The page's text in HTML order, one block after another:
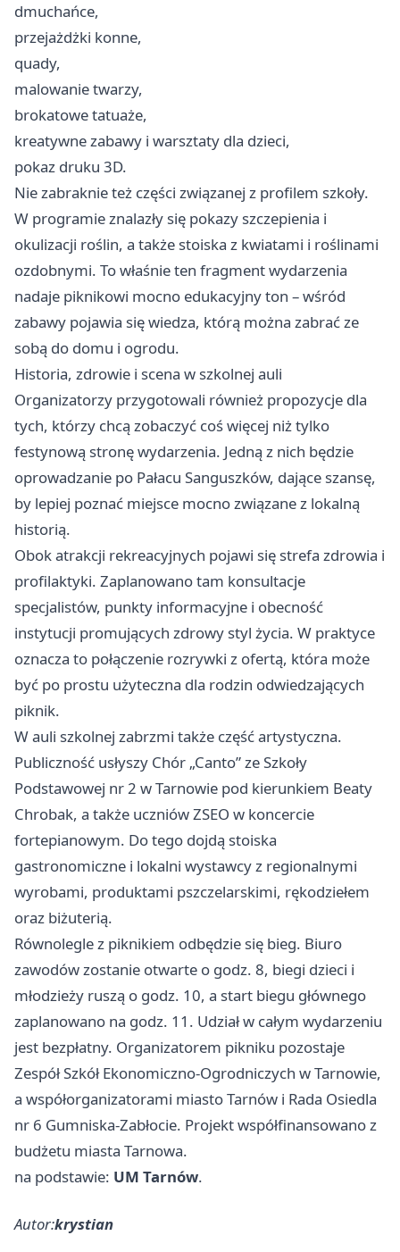
dmuchańce,
przejażdżki konne,
quady,
malowanie twarzy,
brokatowe tatuaże,
kreatywne zabawy i warsztaty dla dzieci,
pokaz druku 3D.
Nie zabraknie też części związanej z profilem szkoły.
W programie znalazły się pokazy szczepienia i
okulizacji roślin, a także stoiska z kwiatami i roślinami
ozdobnymi. To właśnie ten fragment wydarzenia
nadaje piknikowi mocno edukacyjny ton – wśród
zabawy pojawia się wiedza, którą można zabrać ze
sobą do domu i ogrodu.
Historia, zdrowie i scena w szkolnej auli
Organizatorzy przygotowali również propozycje dla
tych, którzy chcą zobaczyć coś więcej niż tylko
festynową stronę wydarzenia. Jedną z nich będzie
oprowadzanie po Pałacu Sanguszków, dające szansę,
by lepiej poznać miejsce mocno związane z lokalną
historią.
Obok atrakcji rekreacyjnych pojawi się strefa zdrowia i
profilaktyki. Zaplanowano tam konsultacje
specjalistów, punkty informacyjne i obecność
instytucji promujących zdrowy styl życia. W praktyce
oznacza to połączenie rozrywki z ofertą, która może
być po prostu użyteczna dla rodzin odwiedzających
piknik.
W auli szkolnej zabrzmi także część artystyczna.
Publiczność usłyszy Chór „Canto” ze Szkoły
Podstawowej nr 2 w Tarnowie pod kierunkiem Beaty
Chrobak, a także uczniów ZSEO w koncercie
fortepianowym. Do tego dojdą stoiska
gastronomiczne i lokalni wystawcy z regionalnymi
wyrobami, produktami pszczelarskimi, rękodziełem
oraz biżuterią.
Równolegle z piknikiem odbędzie się bieg. Biuro
zawodów zostanie otwarte o godz. 8, biegi dzieci i
młodzieży ruszą o godz. 10, a start biegu głównego
zaplanowano na godz. 11. Udział w całym wydarzeniu
jest bezpłatny. Organizatorem pikniku pozostaje
Zespół Szkół Ekonomiczno-Ogrodniczych w Tarnowie,
a współorganizatorami miasto Tarnów i Rada Osiedla
nr 6 Gumniska-Zabłocie. Projekt współfinansowano z
budżetu miasta Tarnowa.
na podstawie: UM Tarnów.
Autor:krystian